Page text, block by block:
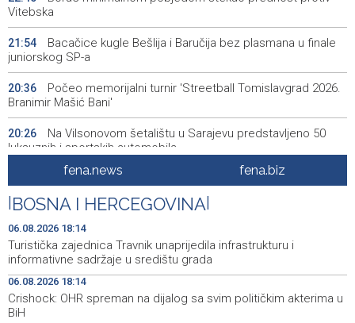
Vitebska
21:54
Bacačice kugle Bešlija i Baručija bez plasmana u finale
juniorskog SP-a
20:36
Počeo memorijalni turnir 'Streetball Tomislavgrad 2026.
Branimir Mašić Bani'
20:26
Na Vilsonovom šetalištu u Sarajevu predstavljeno 50
luksuznih i sportskih automobila
Announcement of events for Friday, 7 August 2026
19:55
Drugi Festival bakri okupio mještane i posjetitelje kod
Livna
19:45
Novi Travnik receives first direct EU funding for UNESCO
19:33
Crishock: OHR maintains an open dialogue with all
political stakeholders in BiH
fena.news fena.biz
BOSNA I HERCEGOVINA
06.08.2026 18:14
Turistička zajednica Travnik unaprijedila infrastrukturu i
informativne sadržaje u središtu grada
06.08.2026 18:14
Crishock: OHR spreman na dijalog sa svim političkim akterima u
BiH